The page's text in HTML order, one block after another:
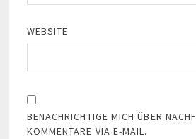
WEBSITE
BENACHRICHTIGE MICH ÜBER
KOMMENTARE VIA E-MAIL.